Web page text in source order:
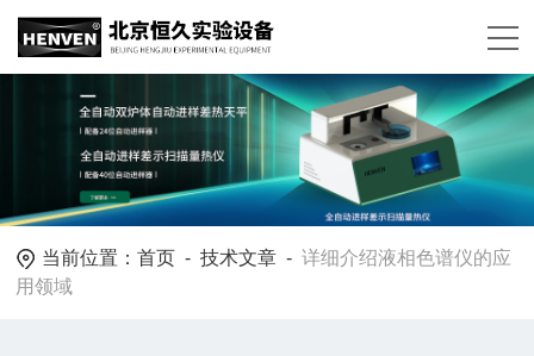
当前位置：首页 -技术文章 -详细介绍液相色谱仪的应
用领域